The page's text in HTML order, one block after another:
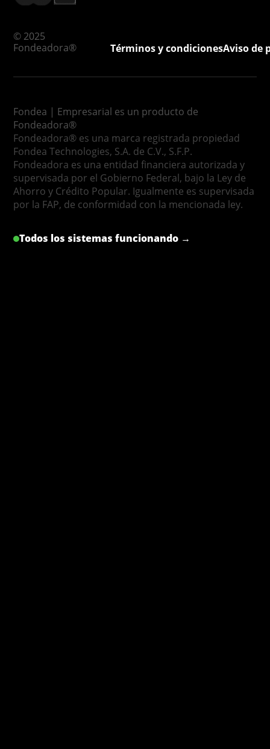
© 2025
Fondeadora®
Términos y condicionesAviso de
Fondea | Empresarial es un producto de
Fondeadora®
Fondeadora® es una marca registrada propiedad
Fondea Technologies, S.A. de C.V., S.F.P.
Fondeadora es una entidad financiera autorizada y
supervisada por el Gobierno Federal, bajo la Ley de
Ahorro y Crédito Popular. Igualmente es supervisada
por la FAP, de conformidad con la mencionada ley.
Todos los sistemas funcionando →